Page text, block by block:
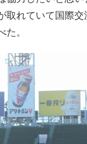
取れていて国際
た。